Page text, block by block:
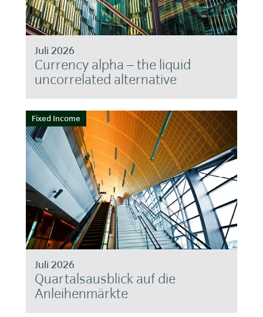
Juli 2026
Currency alpha – the liquid
uncorrelated alternative
Fixed Income
Juli 2026
Quartalsausblick auf die
Anleihenmärkte